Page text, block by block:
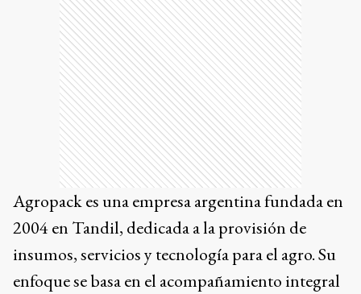
Agropack es una empresa argentina fundada en
2004 en Tandil, dedicada a la provisión de
insumos, servicios y tecnología para el agro. Su
enfoque se basa en el acompañamiento integral